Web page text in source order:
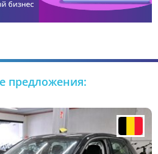
предложения: